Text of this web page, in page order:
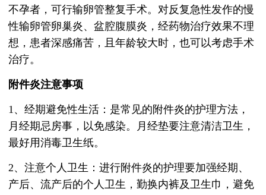
不孕者，可行输卵管整复手术。对反复急性发作的慢
性输卵管卵巢炎、盆腔腹膜炎，经药物治疗效果不理
想，患者深感痛苦，且年龄较大时，也可以考虑手术
治疗。
附件炎注意事项
1、经期避免性生活：是常见的附件炎的护理方法，
月经期忌房事，以免感染。月经垫要注意清洁卫生，
最好用消毒卫生纸。
2、注意个人卫生：进行附件炎的护理要加强经期、
产后、流产后的个人卫生，勤换内裤及卫生巾，避免